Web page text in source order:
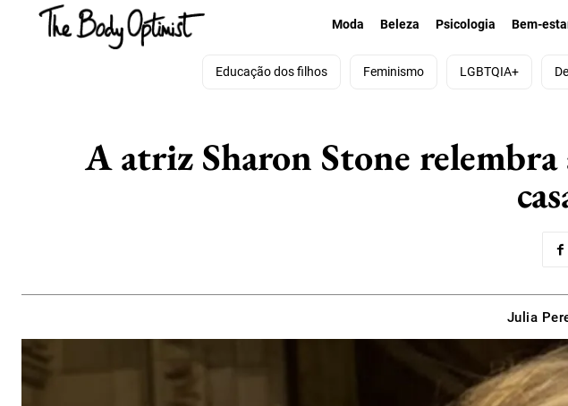
Moda Beleza Psicologia Bem-
Educação dos filhos Feminismo LGBTQIA+
A atriz Sharon Stone relembra
Julia